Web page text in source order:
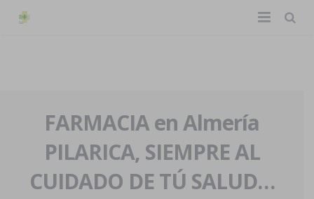
La farmacia
Nuestra historia
Nuestro equipo
Eventos
Servicios y reservas
FARMACIA en Almería
PILARICA, SIEMPRE AL
CUIDADO DE TÚ SALUD…